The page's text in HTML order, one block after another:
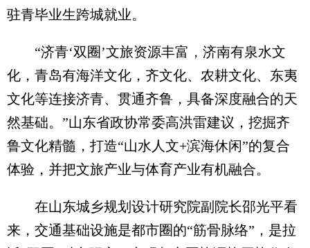
驻青毕业生跨城就业。
“济青‘双圈’文旅资源丰富，济南有泉水文
化，青岛有海洋文化，齐文化、农耕文化、东夷
文化等连接济青、贯通齐鲁，具备深度融合的天
然基础。”山东省政协常委高洪雷建议，挖掘齐
鲁文化精髓，打造“山水人文+滨海休闲”的复合
体验，并把文旅产业与体育产业有机融合。
在山东城乡规划设计研究院副院长邵光平看
来，交通基础设施是都市圈的“筋骨脉络”，是拉